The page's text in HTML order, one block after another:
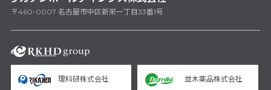
〒460-0007 名古屋市中区新栄一丁目33番1号
理科研株式会社 並木薬品株式会社